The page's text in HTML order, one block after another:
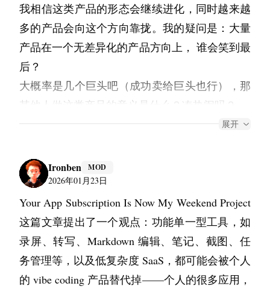
我相信这类产品的形态会继续进化，同时越来越
多的产品会向这个方向靠拢。我的疑问是：大量
产品在一个无差异化的产品方向上， 谁会笑到最
后？
大概率是几个巨头吧（成功卖给巨头也行），那
其他人做这类产品的意义是什么？凑热闹吗？
产品价值的割裂
得以提升，产出质量有了提高，但人的感觉却更
糟。现在，不少的产品都有这个特质。看着精美
但雷同的设计，既丰富又贫乏的文字，经管拿到
了结果，但这里面没有成就感，有的只是对流量
的渴望。
都在讲技术平权，技术一旦平权结果就是高密度
的竞争。 大家开始拼选题能力、市场嗅觉、分发
展开
Ironben MOD
2026年01月23日
Your App Subscription Is Now My Weekend Project
这篇文章提出了一个观点：功能单一型工具，如
录屏、转写、Markdown 编辑、笔记、截图、任
务管理等，以及低复杂度 SaaS，都可能会被个人
的 vibe coding 产品替代掉——个人的很多应用，